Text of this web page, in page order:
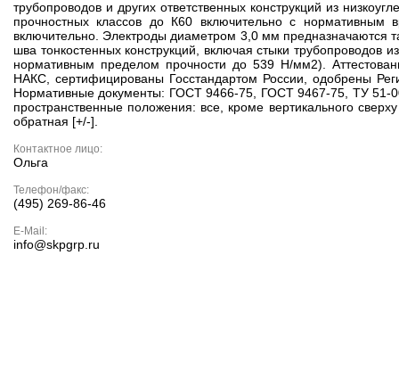
трубопроводов и других ответственных конструкций из
прочностных классов до К60 включительно с
включительно. Электроды диаметром 3,0 мм предназначаются
шва тонкостенных конструкций, включая стыки трубопроводов
нормативным пределом прочности до 539 Н/мм2).
НАКС, сертифицированы Госстандартом России, одобрены
Нормативные документы: ГОСТ 9466-75, ГОСТ 9467-75, ТУ 51-
пространственные положения: все, кроме вертикального
обратная [+/-].
Контактное лицо:
Ольга
Телефон/факс:
(495) 269-86-46
E-Mail:
info@skpgrp.ru